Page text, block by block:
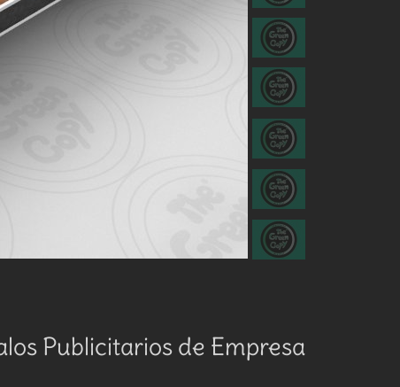
Publicitarios de Empresa